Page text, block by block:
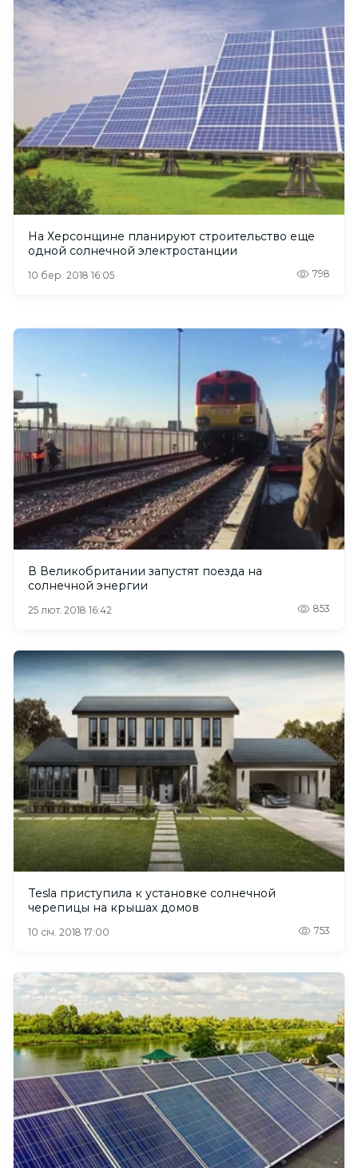
На Херсонщине планируют строительство еще
одной солнечной электростанции
10 бер. 2018 16:05 798
В Великобритании запустят поезда на
солнечной энергии
25 лют. 2018 16:42 853
Tesla приступила к установке солнечной
черепицы на крышах домов
10 січ. 2018 17:00 753